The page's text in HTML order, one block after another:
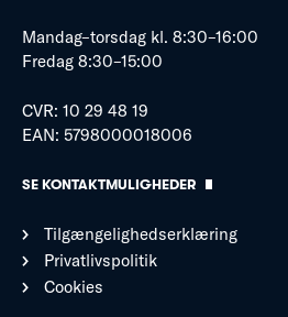
Mandag–torsdag kl. 8:30–16:00
Fredag 8:30–15:00
CVR: 10 29 48 19
EAN: 5798000018006
SE KONTAKTMULIGHEDER
Tilgængelighedserklæring
Privatlivspolitik
Cookies